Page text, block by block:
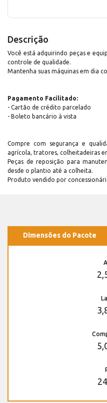
Descrição
Você está adquirindo peças e
controle de qualidade.
Mantenha suas máquinas em dia
Pagamento Facilitado:
- Cartão de crédito parcelado
- Boleto bancário à vista
Compre com segurança e
agrícola, tratores, colheitadeiras
Peças de reposição para
desde o plantio até a colheita.
Produto vendido por
Dimensões do Pacote